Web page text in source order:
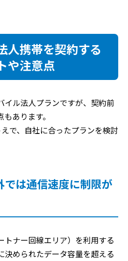
人携帯を契約する
や注意点
イル法人プランですが、契約前
あります。
で、自社に合ったプランを検討
では通信速度に制限が
トナー回線エリア）を利用する
決められたデータ容量を超える